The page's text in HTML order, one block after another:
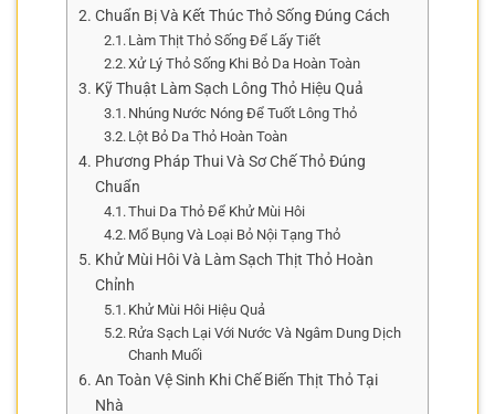
Chuẩn Bị Và Kết Thúc Thỏ Sống Đúng Cách
Làm Thịt Thỏ Sống Để Lấy Tiết
Xử Lý Thỏ Sống Khi Bỏ Da Hoàn Toàn
Kỹ Thuật Làm Sạch Lông Thỏ Hiệu Quả
Nhúng Nước Nóng Để Tuốt Lông Thỏ
Lột Bỏ Da Thỏ Hoàn Toàn
Phương Pháp Thui Và Sơ Chế Thỏ Đúng
Chuẩn
Thui Da Thỏ Để Khử Mùi Hôi
Mổ Bụng Và Loại Bỏ Nội Tạng Thỏ
Khử Mùi Hôi Và Làm Sạch Thịt Thỏ Hoàn
Chỉnh
Khử Mùi Hôi Hiệu Quả
Rửa Sạch Lại Với Nước Và Ngâm Dung Dịch
Chanh Muối
An Toàn Vệ Sinh Khi Chế Biến Thịt Thỏ Tại
Nhà